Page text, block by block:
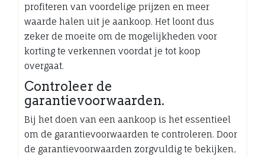
profiteren van voordelige prijzen en meer
waarde halen uit je aankoop. Het loont dus
zeker de moeite om de mogelijkheden voor
korting te verkennen voordat je tot koop
overgaat.
Controleer de
garantievoorwaarden.
Bij het doen van een aankoop is het essentieel
om de garantievoorwaarden te controleren. Door
de garantievoorwaarden zorgvuldig te bekijken,